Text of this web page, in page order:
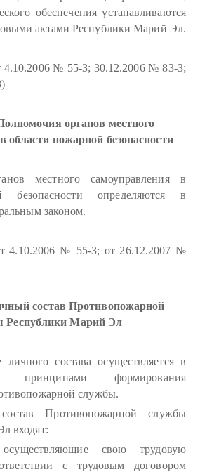
обеспечения устанавливаются
актами Республики Марий Эл.
4.10.2006 № 55-З; 30.12.2006 № 83-З;
органов местного
области пожарной безопасности
местного самоуправления в
безопасности определяются в
законом.
4.10.2006 № 55-З; от 26.12.2007 №
состав Противопожарной
Республики Марий Эл
состава осуществляется в
принципами формирования
службы.
Противопожарной службы
входят:
свою трудовую
с трудовым договором